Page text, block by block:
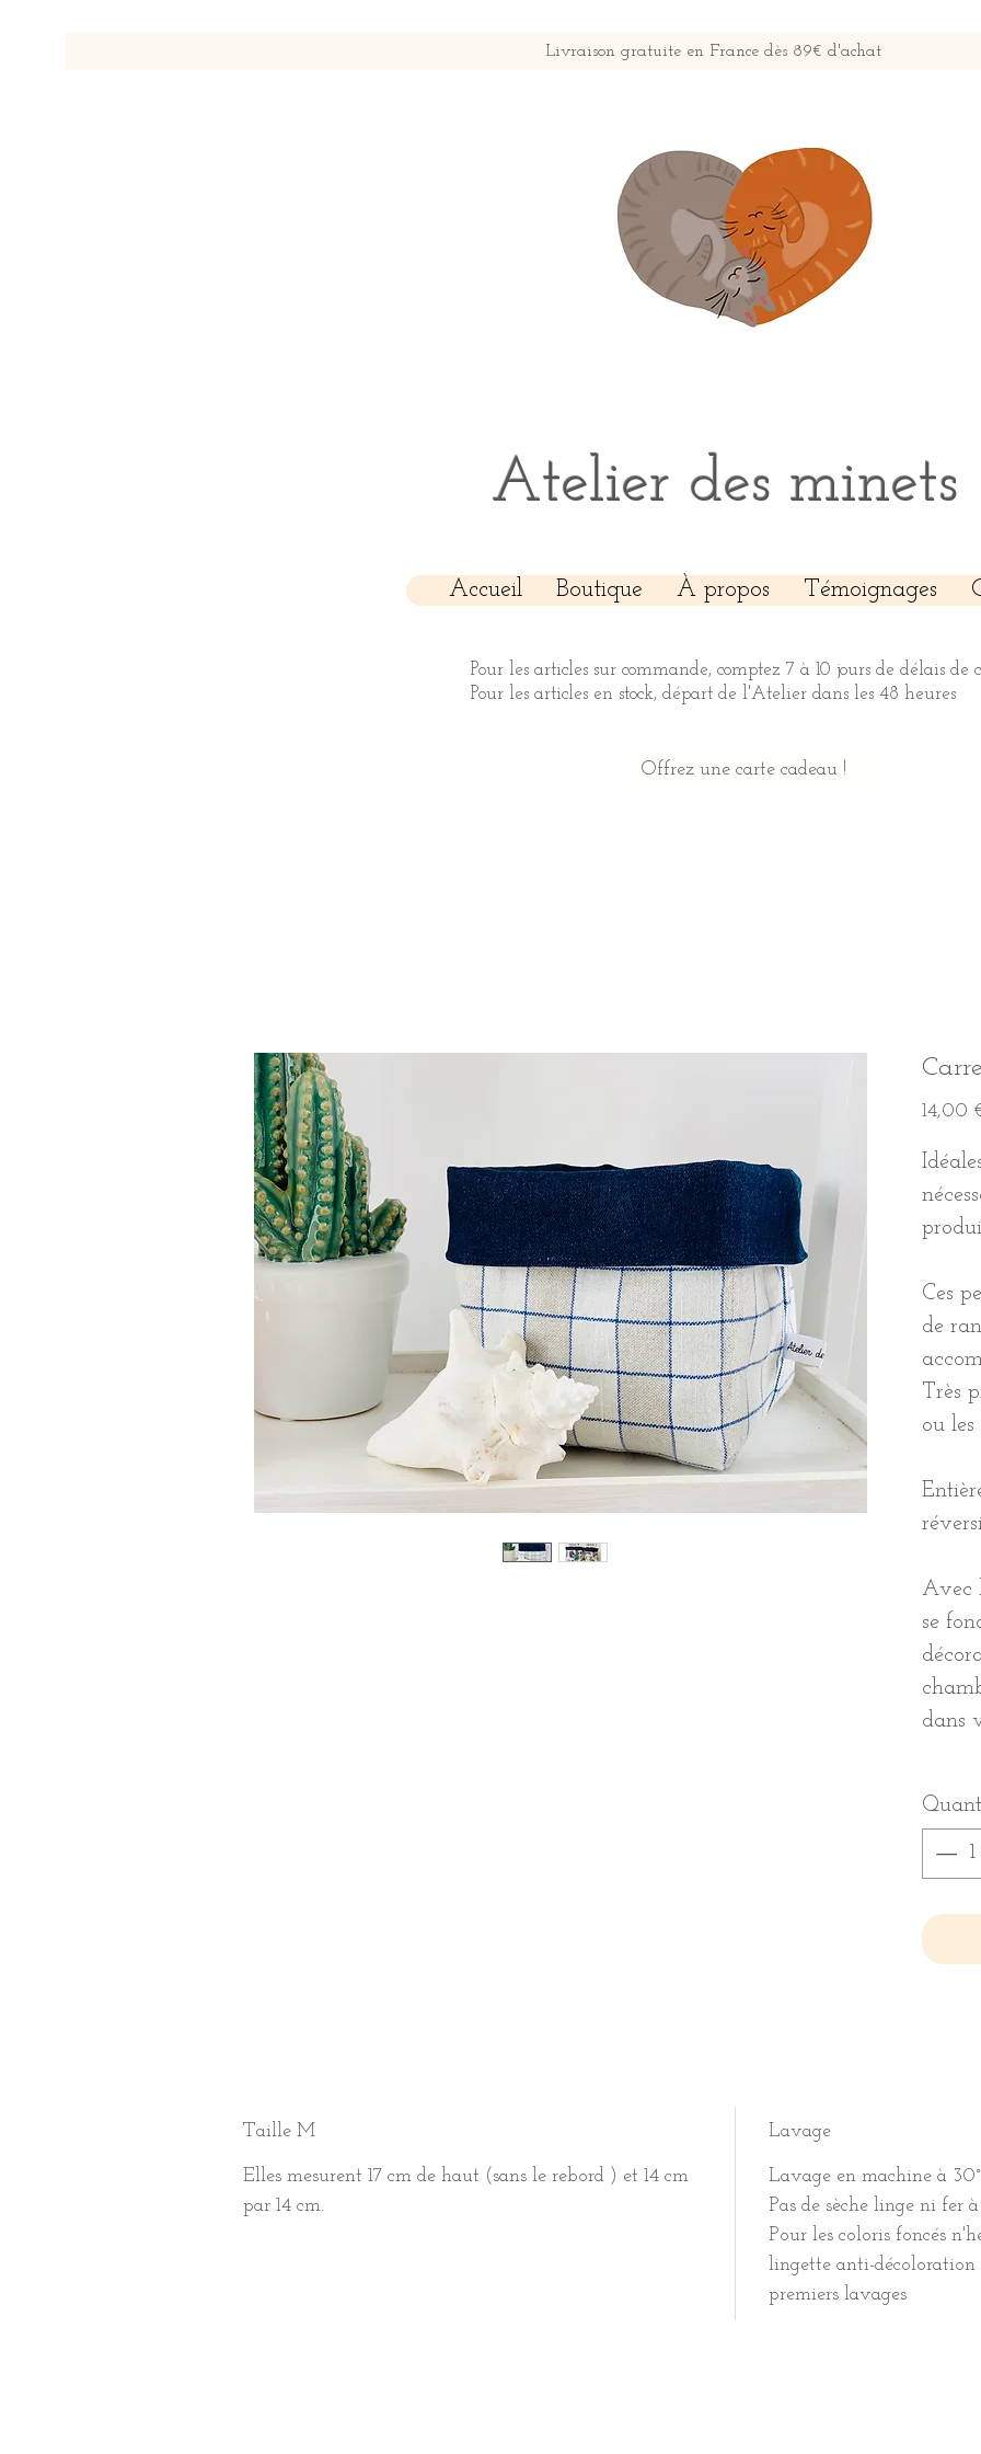
Livraison gratuite en France dès 89€ d'achat
Atelier des minets
Accueil Boutique À propos Témoignages
Pour les articles sur commande, comptez 7 à 10 jours de délais de
Pour les articles en stock, départ de l'Atelier dans les 48 heures
Offrez une carte cadeau !
14,00
Ces
de
Très
ou
Avec
se
dans
Taille M
Elles mesurent 17 cm de haut (sans le rebord ) et 14 cm
par 14 cm.
Lavage
Lavage en machine à 30°
Pas de sèche linge ni fer à
Pour les coloris foncés
lingette anti-
premiers lavages